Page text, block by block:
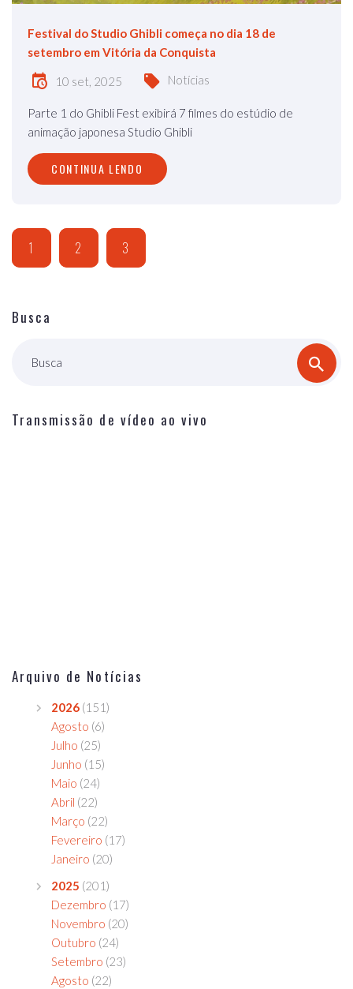
Festival do Studio Ghibli começa no dia 18 de
setembro em Vitória da Conquista
10 set, 2025 Notícias
Parte 1 do Ghibli Fest exibirá 7 filmes do estúdio de
animação japonesa Studio Ghibli
CONTINUA LENDO
1 2 3
Busca
Busca
Transmissão de vídeo ao vivo
Arquivo de Notícias
2026 (151)
Agosto (6)
Julho (25)
Junho (15)
Maio (24)
Abril (22)
Março (22)
Fevereiro (17)
Janeiro (20)
2025 (201)
Dezembro (17)
Novembro (20)
Outubro (24)
Setembro (23)
Agosto (22)